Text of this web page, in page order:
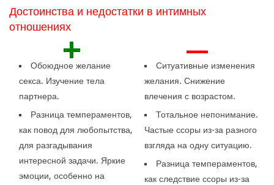
Достоинства и недостатки в интимных
отношениях
+
Обоюдное желание
секса. Изучение тела
партнера.
Разница темпераментов,
как повод для любопытства,
для разгадывания
интересной задачи. Яркие
эмоции, особенно на
—
Ситуативные изменения
желания. Снижение
влечения с возрастом.
Тотальное непонимание.
Частые ссоры из-за разного
взгляда на одну ситуацию.
Разница темпераментов,
как следствие ссоры из-за